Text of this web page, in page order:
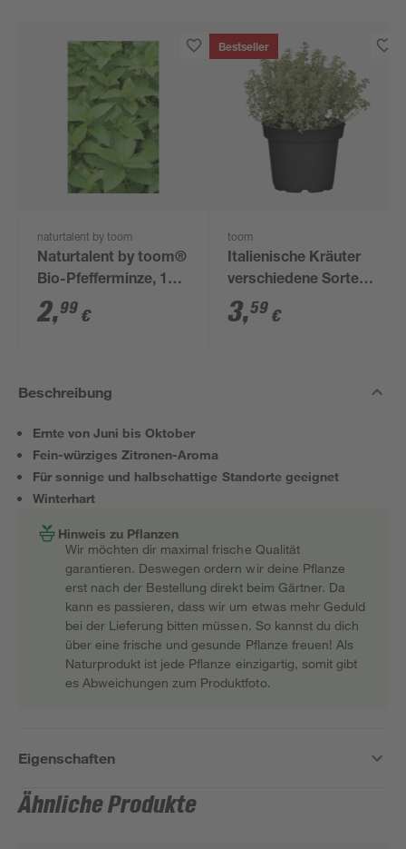
naturtalent by toom
Naturtalent by toom®
Bio-Pfefferminze, 12
cm Topf
2,99 €
Bestseller
toom
Italienische Kräuter
verschiedene Sorten
14 cm Topf
3,59 €
Beschreibung
Ernte von Juni bis Oktober
Fein-würziges Zitronen-Aroma
Für sonnige und halbschattige Standorte geeignet
Winterhart
Hinweis zu Pflanzen
Wir möchten dir maximal frische Qualität
garantieren. Deswegen ordern wir deine Pflanze
erst nach der Bestellung direkt beim Gärtner. Da
kann es passieren, dass wir um etwas mehr Geduld
bei der Lieferung bitten müssen. So kannst du dich
über eine frische und gesunde Pflanze freuen! Als
Naturprodukt ist jede Pflanze einzigartig, somit gibt
es Abweichungen zum Produktfoto.
Eigenschaften
Ähnliche Produkte